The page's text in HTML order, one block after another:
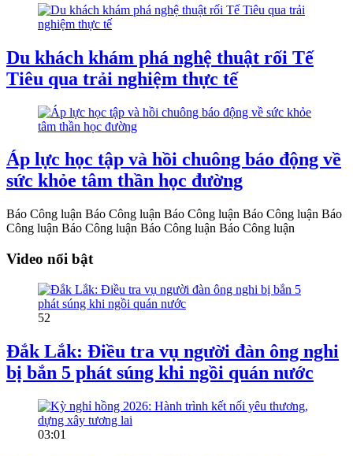
Du khách khám phá nghệ thuật rối Tế
Tiêu qua trải nghiệm thực tế
Áp lực học tập và hồi chuông báo động về
sức khỏe tâm thần học đường
Báo Công luận Báo Công luận Báo Công luận Báo Công luận Báo
Công luận Báo Công luận Báo Công luận Báo Công luận
Video nổi bật
52
Đắk Lắk: Điều tra vụ người đàn ông nghi
bị bắn 5 phát súng khi ngồi quán nước
03:01